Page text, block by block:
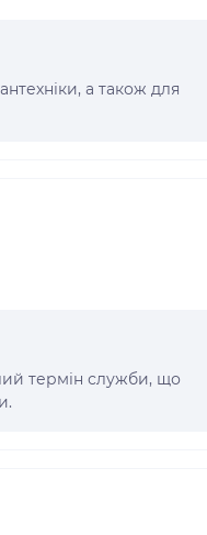
а також для
термін служби, що